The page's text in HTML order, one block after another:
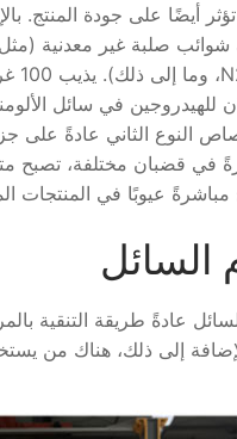
أيضًا على جودة المنتج.
شوائب صلبة غير معدنية
شكلان للهيدروجين في سائل
النوع الثاني عادةً
في قضبان مختلفة، تصبح
عيوبًا في المنتجات
السائل
عادةً طريقة التنقية
إلى ذلك، هناك من